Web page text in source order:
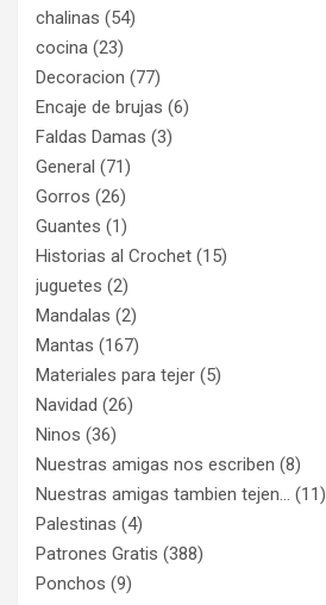
chalinas (54)
cocina (23)
Decoracion (77)
Encaje de brujas (6)
Faldas Damas (3)
General (71)
Gorros (26)
Guantes (1)
Historias al Crochet (15)
juguetes (2)
Mandalas (2)
Mantas (167)
Materiales para tejer (5)
Navidad (26)
Ninos (36)
Nuestras amigas nos escriben (8)
Nuestras amigas tambien tejen… (11)
Palestinas (4)
Patrones Gratis (388)
Ponchos (9)